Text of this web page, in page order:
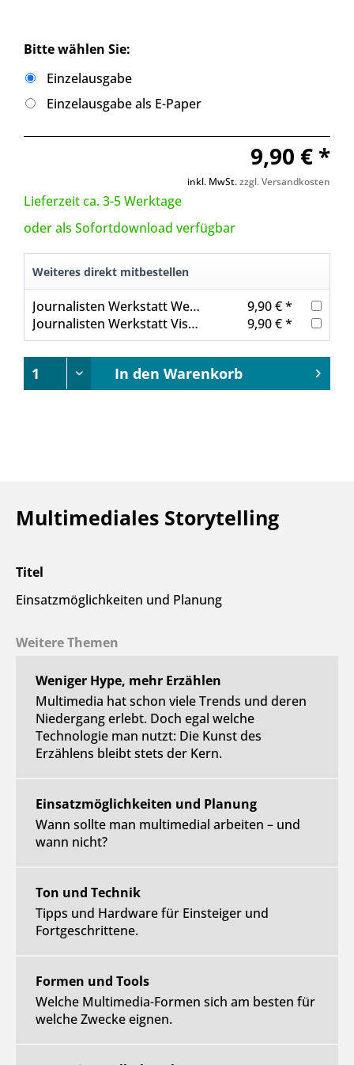
Bitte wählen Sie:
Einzelausgabe
Einzelausgabe als E-Paper
9,90 € *
inkl. MwSt.zzgl. Versandkosten
Lieferzeit ca. 3-5 Werktage
oder als Sofortdownload verfügbar
Weiteres direkt mitbestellen
Journalisten Werkstatt Webvideo
9,90 € *
Journalisten Werkstatt Visuelles Storytelling
9,90 € *
In den Warenkorb
Multimediales Storytelling
Titel
Einsatzmöglichkeiten und Planung
Weitere Themen
Weniger Hype, mehr Erzählen
Multimedia hat schon viele Trends und deren
Niedergang erlebt. Doch egal welche
Technologie man nutzt: Die Kunst des
Erzählens bleibt stets der Kern.
Einsatzmöglichkeiten und Planung
Wann sollte man multimedial arbeiten – und
wann nicht?
Ton und Technik
Tipps und Hardware für Einsteiger und
Fortgeschrittene.
Formen und Tools
Welche Multimedia-Formen sich am besten für
welche Zwecke eignen.